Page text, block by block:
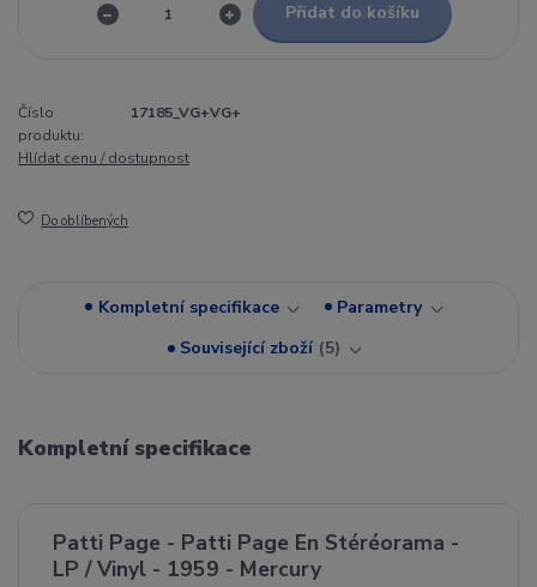
Přidat do košíku
Číslo
produktu:
17185_VG+VG+
Hlídat cenu / dostupnost
Do oblíbených
Kompletní specifikace
Parametry
Související zboží 5
Kompletní specifikace
Patti Page - Patti Page En Stéréorama -
LP / Vinyl - 1959 - Mercury